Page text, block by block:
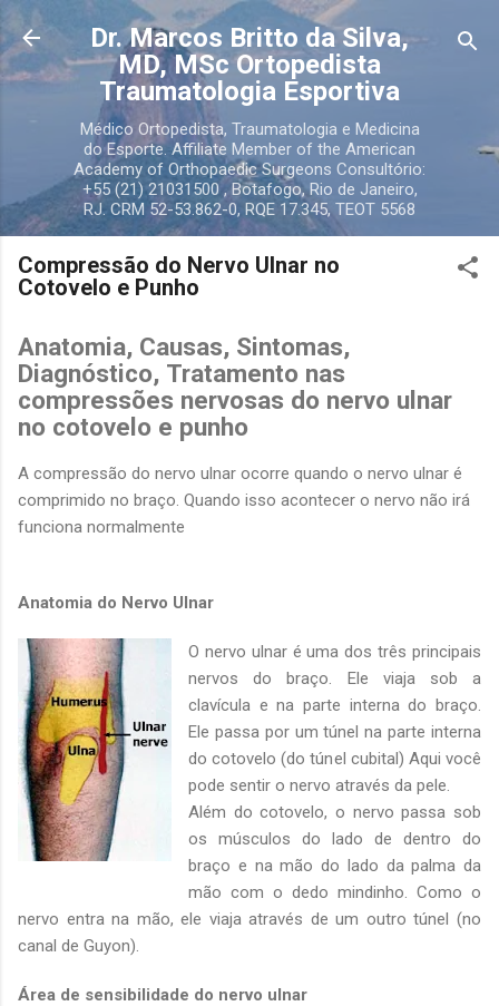
Pular para o conteúdo principal
Dr. Marcos Britto da Silva,
MD, MSc Ortopedista
Traumatologia Esportiva
Médico Ortopedista, Traumatologia e Medicina
do Esporte. Affiliate Member of the American
Academy of Orthopaedic Surgeons Consultório:
+55 (21) 21031500 , Botafogo, Rio de Janeiro,
RJ. CRM 52-53.862-0, RQE 17.345, TEOT 5568
Compressão do Nervo Ulnar no
Cotovelo e Punho
Anatomia, Causas, Sintomas,
Diagnóstico, Tratamento nas
compressões nervosas do nervo ulnar
no cotovelo e punho
A compressão do nervo ulnar ocorre quando o nervo ulnar é
comprimido no braço. Quando isso acontecer o nervo não irá
funciona normalmente
Anatomia do Nervo Ulnar
O nervo ulnar é uma dos três principais
nervos do braço. Ele viaja sob a
clavícula e na parte interna do braço.
Ele passa por um túnel na parte interna
do cotovelo (do túnel cubital) Aqui você
pode sentir o nervo através da pele.
Além do cotovelo, o nervo passa sob
os músculos do lado de dentro do
braço e na mão do lado da palma da
mão com o dedo mindinho. Como o
nervo entra na mão, ele viaja através de um outro túnel (no
canal de Guyon).
Área de sensibilidade do nervo ulnar